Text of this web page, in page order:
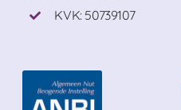
KVK: 50739107